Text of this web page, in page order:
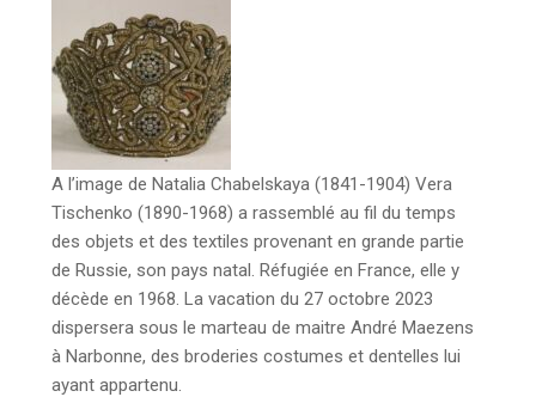
A l’image de Natalia Chabelskaya (1841-1904) Vera
Tischenko (1890-1968) a rassemblé au fil du temps
des objets et des textiles provenant en grande partie
de Russie, son pays natal. Réfugiée en France, elle y
décède en 1968. La vacation du 27 octobre 2023
dispersera sous le marteau de maitre André Maezens
à Narbonne, des broderies costumes et dentelles lui
ayant appartenu.